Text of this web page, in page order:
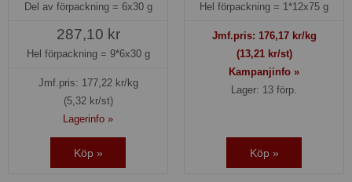
Del av förpackning = 6x30 g
287,10 kr
Hel förpackning = 9*6x30 g
Jmf.pris: 177,22kr/kg
(5,32 kr/st)
Lagerinfo »
Köp »
Hel förpackning = 1*12x75 g
Jmf.pris: 176,17kr/kg
(13,21 kr/st)
Kampanjinfo »
Lager: 13 förp.
Köp »